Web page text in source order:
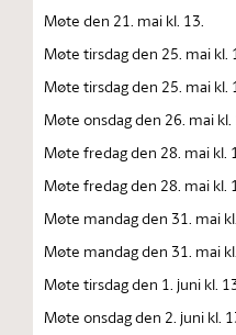
Møte den 21. mai kl. 13.
Møte tirsdag den 25. mai kl.
Møte tirsdag den 25. mai kl.
Møte onsdag den 26. mai kl.
Møte fredag den 28. mai kl.
Møte fredag den 28. mai kl.
Møte mandag den 31. mai
Møte mandag den 31. mai
Møte tirsdag den 1. juni kl.
Møte onsdag den 2. juni kl.